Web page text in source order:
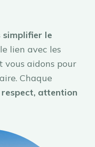
simplifier le
lien avec les
vous aidons pour
Chaque
respect, attention